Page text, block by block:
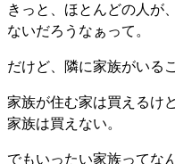
きっと、ほとんどの人が
ないだろうなぁって。
だけど、隣に家族がいる
家族が住む家は買えるけど
家族は買えない。
でもいったい家族ってな